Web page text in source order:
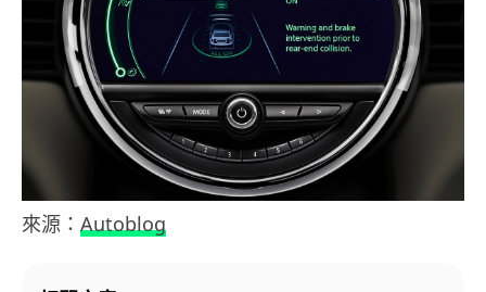
來源： Autoblog